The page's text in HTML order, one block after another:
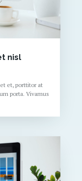
nisl
et, porttitor at
porta. Vivamus